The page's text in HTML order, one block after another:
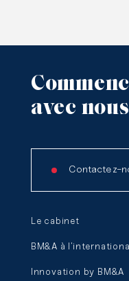
avec nous
Contactez-
Le cabinet
BM&A à l’international
Innovation by BM&A